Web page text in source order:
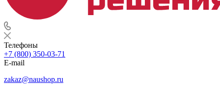
Телефоны
+7 (800) 350-03-71
E-mail
zakaz@naushop.ru